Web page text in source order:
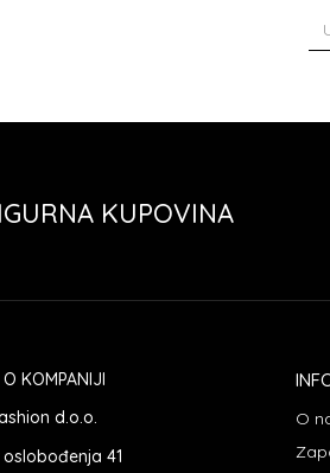
KUPOVINA
KOMPANIJI
d.o.o.
41
O